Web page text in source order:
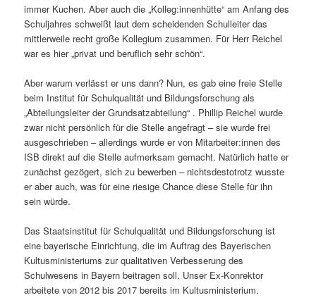
immer Kuchen. Aber auch die „Kolleg:innenhütte“ am Anfang des
Schuljahres schweißt laut dem scheidenden Schulleiter das
mittlerweile recht große Kollegium zusammen. Für Herr Reichel
war es hier „privat und beruflich sehr schön“.
Aber warum verlässt er uns dann? Nun, es gab eine freie Stelle
beim Institut für Schulqualität und Bildungsforschung als
„Abteilungsleiter der Grundsatzabteilung“ . Phillip Reichel wurde
zwar nicht persönlich für die Stelle angefragt – sie wurde frei
ausgeschrieben – allerdings wurde er von Mitarbeiter:innen des
ISB direkt auf die Stelle aufmerksam gemacht. Natürlich hatte er
zunächst gezögert, sich zu bewerben – nichtsdestotrotz wusste
er aber auch, was für eine riesige Chance diese Stelle für ihn
sein würde.
Das Staatsinstitut für Schulqualität und Bildungsforschung ist
eine bayerische Einrichtung, die im Auftrag des Bayerischen
Kultusministeriums zur qualitativen Verbesserung des
Schulwesens in Bayern beitragen soll. Unser Ex-Konrektor
arbeitete von 2012 bis 2017 bereits im Kultusministerium.